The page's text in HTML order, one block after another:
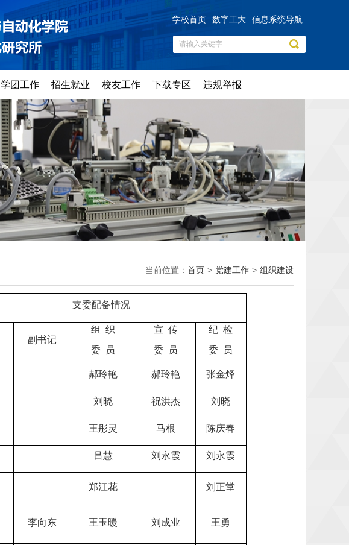
学校首页 数字工大 信息系统导航
学团工作 招生就业 校友工作 下载专区 违规举报
当前位置： 首页 > 党建工作 > 组织建设
支委配备情况
副书记
组 织
委
员
宣 传
委
员
纪 检
委
员
郝玲艳 郝玲艳 张金烽
刘晓 祝洪杰 刘晓
王彤灵 马根 陈庆春
吕慧 刘永霞 刘永霞
郑江花 刘正堂
李向东 王玉暖 刘成业 王勇